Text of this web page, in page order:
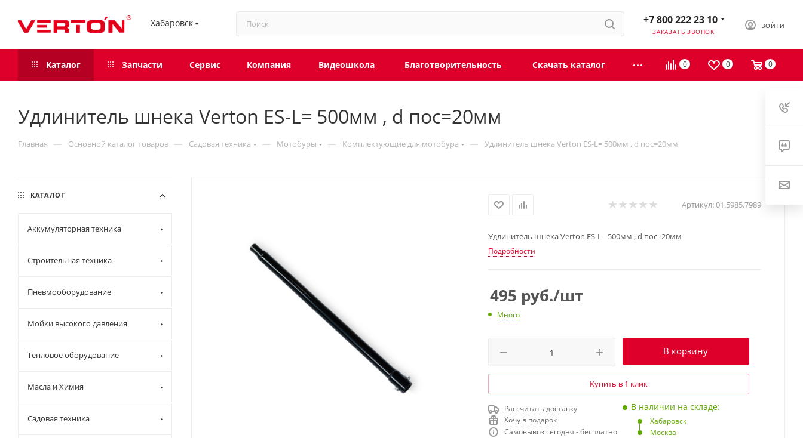
Хабаровск +7 800 222 23 10
ЗАКАЗАТЬ ЗВОНОК
ВОЙТИ
0 0 0
Каталог Запчасти Сервис Компания Видеошкола Благотворительность Скачать каталог
Удлинитель шнека Verton ES-L= 500мм , d пос=20мм
Главная — Основной каталог товаров — Садовая техника — Мотобуры — Комплектующие для мотобура — Удлинитель шнека Verton ES-L= 500мм , d пос=20мм
Артикул:01.5985.7989
Удлинитель шнека Verton ES-L= 500мм , d пос=20мм
Подробности
495 руб./шт
Много
В корзину
Купить в 1 клик
Рассчитать доставку
Хочу в подарок
Самовывоз сегодня - бесплатно
В наличии на складе:
Хабаровск
Москва
КАТАЛОГ
Аккумуляторная техника
Строительная техника
Пневмооборудование
Мойки высокого давления
Тепловое оборудование
Масла и Химия
Садовая техника